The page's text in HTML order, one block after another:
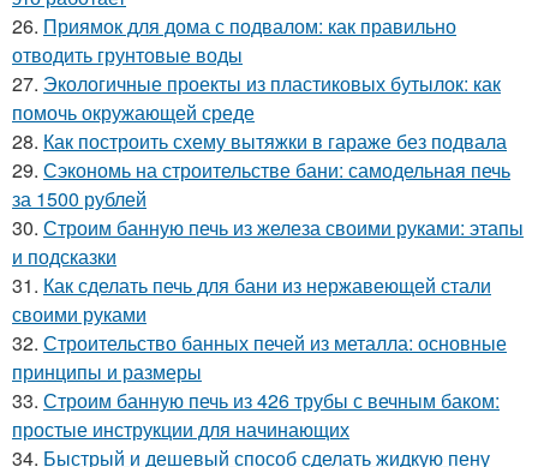
26. Приямок для дома с подвалом: как правильно
отводить грунтовые воды
27. Экологичные проекты из пластиковых бутылок: как
помочь окружающей среде
28. Как построить схему вытяжки в гараже без подвала
29. Сэкономь на строительстве бани: самодельная печь
за 1500 рублей
30. Строим банную печь из железа своими руками: этапы
и подсказки
31. Как сделать печь для бани из нержавеющей стали
своими руками
32. Строительство банных печей из металла: основные
принципы и размеры
33. Строим банную печь из 426 трубы с вечным баком:
простые инструкции для начинающих
34. Быстрый и дешевый способ сделать жидкую пену